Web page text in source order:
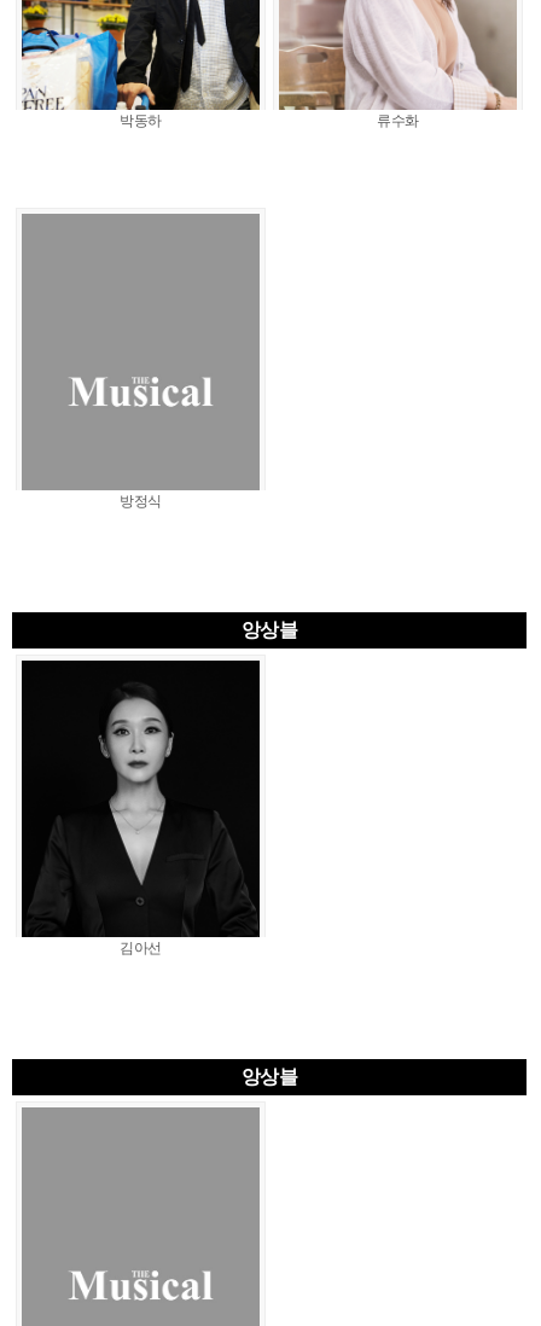
박동하 류수화
방정식
앙상블
김아선
앙상블